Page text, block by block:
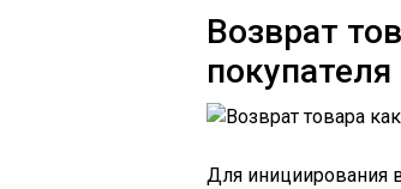
Возврат
покупателя
Для инициирования